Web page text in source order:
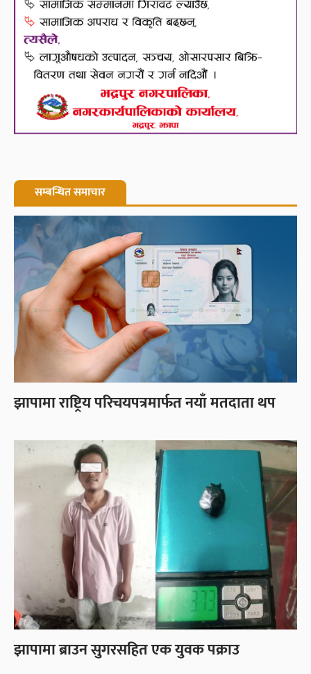
सम्बन्धित समाचार
झापामा राष्ट्रिय परिचयपत्रमार्फत नयाँ मतदाता थप
झापामा ब्राउन सुगरसहित एक युवक पक्राउ